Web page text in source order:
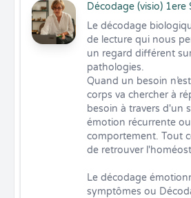
Décodage (visio) 1ere
Le décodage
de lecture qui nous
un regard différent
pathologies.
Quand un besoin
corps va chercher à
besoin à travers d'un
émotion récurrente
comportement. Tout
de retrouver
Le décodage
symptômes ou